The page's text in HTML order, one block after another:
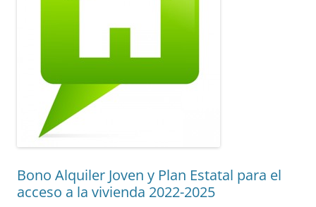
Bono Alquiler Joven y Plan Estatal para el
acceso a la vivienda 2022-2025